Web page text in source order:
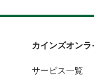
カインズオン
サービス一覧